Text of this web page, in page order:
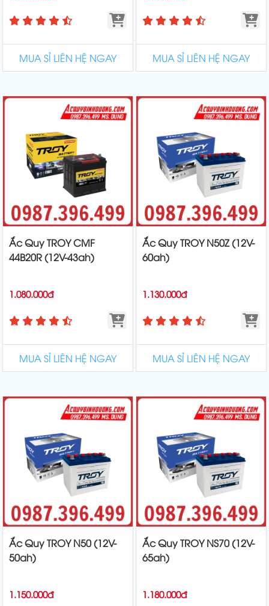
MUA SỈ LIÊN HỆ NGAY MUA SỈ LIÊN HỆ NGAY
Ắc Quy TROY CMF
44B20R (12V-43ah)
1.080.000đ
MUA SỈ LIÊN HỆ NGAY
Ắc Quy TROY N50Z (12V-
60ah)
1.130.000đ
MUA SỈ LIÊN HỆ NGAY
Ắc Quy TROY N50 (12V-
50ah)
1.150.000đ
Ắc Quy TROY NS70 (12V-
65ah)
1.180.000đ